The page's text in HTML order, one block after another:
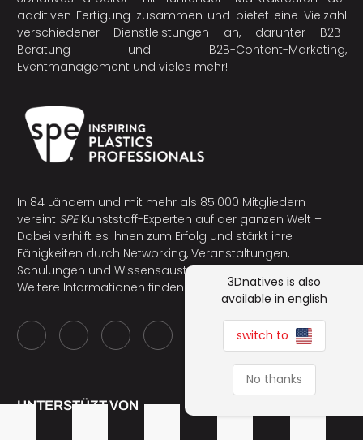
additiven Fertigung zusammen und bietet eine Vielzahl
verschiedener Dienstleistungen an, darunter B2B-
Beratung und B2B-Content-Marketing,
Eventmanagement und vieles mehr!
In 84 Ländern und mit mehr als 85.000 Mitgliedern
vereint SPEKunststoff-Experten auf der ganzen Welt –
Dabei verhilft es ihnen zum Erfolg und stärkt ihre
Fähigkeiten durch Networking, Veranstaltungen,
Schulungen und Wissensaustausch.
Weitere Informationen finden Sie unterwww.4spe.org
UNTERSTÜZT VON
3Dnatives is also
available in english
switch to
No thanks